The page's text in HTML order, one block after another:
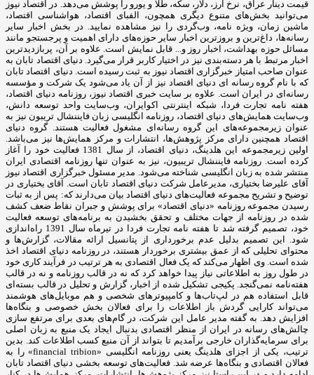
قیمت دینار عراق، نرخ ارز، دلار، سکه، طلا و یورو را پوشش می‌دهد. در اقتصاد نیوز
می‌توانید بخش‌های متنوع دیگری همچون، الفبای اقتصاد، هواشناسی اقتصاد،
ماشین زمان، ویژه نامه، وب‌گردی را نیز مشاهده نمایید. در بخش اخبار سایر
رسانه‌ها، داغ‌ترین و بروزترین اخبار سایر حوزه‌های دارای اهمیت و پرجستجو مانند
مسائل حوزه بهداشت، اخبار روز و... قابل نمایش است. علاوه بر آن، پربازدیدترین
اخبار مرتبط با هر دسته‌بندی نیز در اختیار کاربر قرار می‌گیرد. دنیای اقتصاد تابان به
عنوان صاحب امتیاز خبرگزاری اقتصاد نیوز به ثبت رسیده است. دنیای اقتصاد تابان
که با نام گروه رسانه ای دنیای اقتصاد نیز از آن یاد می‌شود یک شرکت و مؤسسه
رسانه‌ای در ایران است. علاوه بر سایت خبری اقتصاد نیوز، روزنامه دنیای اقتصاد،
هفته ‌نامه تجارت فردا، شبکه اینترنتی اکوایران، وب‌سایت واحد توسعه دانش،
وب‌سایت همایش‌های دنیای اقتصاد، روزنامه انگلیسی ‌زبان فایننشال تریبون نیز به
عنوان زیرمجموعه‌های این گروه رسانه‌ای مشغول فعالیت هستند. گروه دنیای
اقتصاد همچنین دارای مرکز پژوهش‌ها، انتشارات و مرکز همایش‌ها نیز می‌باشد.
اولین زیرمجموعه این هلدینگ، دنیای اقتصاد، از سال 1381 فعالیت خود را آغاز
کرده است. روزنامه فایننشال تریبیون، نیز به عنوان تنها روزنامه اقتصادی ایران
منتشر شده به زبان انگلیسی شناخته می‌شود. مدیر مسئول خبرگزاری اقتصاد نیوز
آقای علیرضا بختیاری، مدیرعامل شرکت دنیای اقتصاد تابان است. آقای بختیاری در
توضیح و تشریح مجموعه فعالیت‌های دنیای اقتصاد بیان می‌دارند که: پس از به ثبات
رسیدن مجموعه روزنامه «دنیای اقتصاد» برای پوشش و جبران نقاط ضعف کشف
شده در روزنامه از جهات مختلف و تحقق بخشیدن به برنامه‌های توسعه فعالیت
خود، تصمیم گرفته شد تا هفته نامه تجارت فردا در تیرماه سال 1391 راه‌اندازی
شود. این تصمیم بدلیل عدم برخورداری از پتانسیل ارائه مقالات، گزارش‌ها و
محتوای تحلیلی که از عمق بیشتری برخوردار هستند، در روزنامه دنیای اقتصاد اخذ
شده است. وی اظهار می‌کند که یک فعال اقتصادی به هر ترتیب در فرآیند کاری خود
در طول روز به اطلاعاتی نیاز پیدا خواهد کرد که نه در قالب روزنامه و نه در قالب
هفته‌نامه نمی‌گنجد. پکیجی تشکیل شده از اخبار، گزارش و تحلیل در قالب بسته‌ای
قابل استفاده هم در لپ‌تاب‌ها و کامپیوترهای شخصی و هم موبایل‌های هوشمند
می‌تواند کارایی گردش باز اطلاعات را برای فعالان بخش خصوصی و بنگاه‌ها
افزایش دهد. به گفته مدیر عامل این شرکت، در گام‌های بعدی برای مرتفع سازی
چالش‌های رسانه در ایران از منظر اقتصادی بدنبال ایجاد یک منبع به زبان اصلی
برای سرمایه‌گذاران خارجی برآمدیم تا بتواند از آن منبع کسب اطلاعات کند. بدین
ترتیب، یکی از اجزای هلدینگ یعنی روزنامه انگلیسی «financial tribion» را به
فعالان اقتصادی و بنگاه‌ها عرضه شد. فعالیت‌های توسعه بخشی دنیای اقتصاد تابان